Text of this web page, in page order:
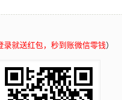
录就送红包，秒到账微信零钱）